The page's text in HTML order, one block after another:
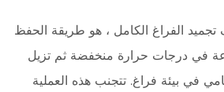
الفراغ الكامل ، هو طريقة الحفظ
في درجات حرارة منخفضة ثم تزيل
في بيئة فراغ. تتجنب هذه العملية